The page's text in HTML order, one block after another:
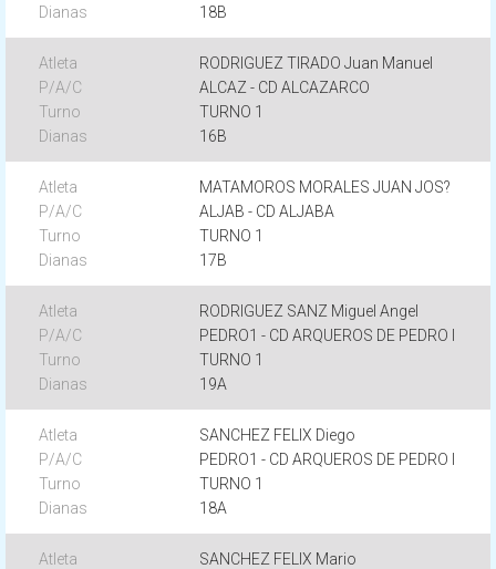
18B
RODRIGUEZ TIRADO Juan Manuel
ALCAZ - CD ALCAZARCO
TURNO 1
16B
MATAMOROS MORALES JUAN JOS?
ALJAB - CD ALJABA
TURNO 1
17B
RODRIGUEZ SANZ Miguel Angel
PEDRO1 - CD ARQUEROS DE PEDRO I
TURNO 1
19A
SANCHEZ FELIX Diego
PEDRO1 - CD ARQUEROS DE PEDRO I
TURNO 1
18A
SANCHEZ FELIX Mario